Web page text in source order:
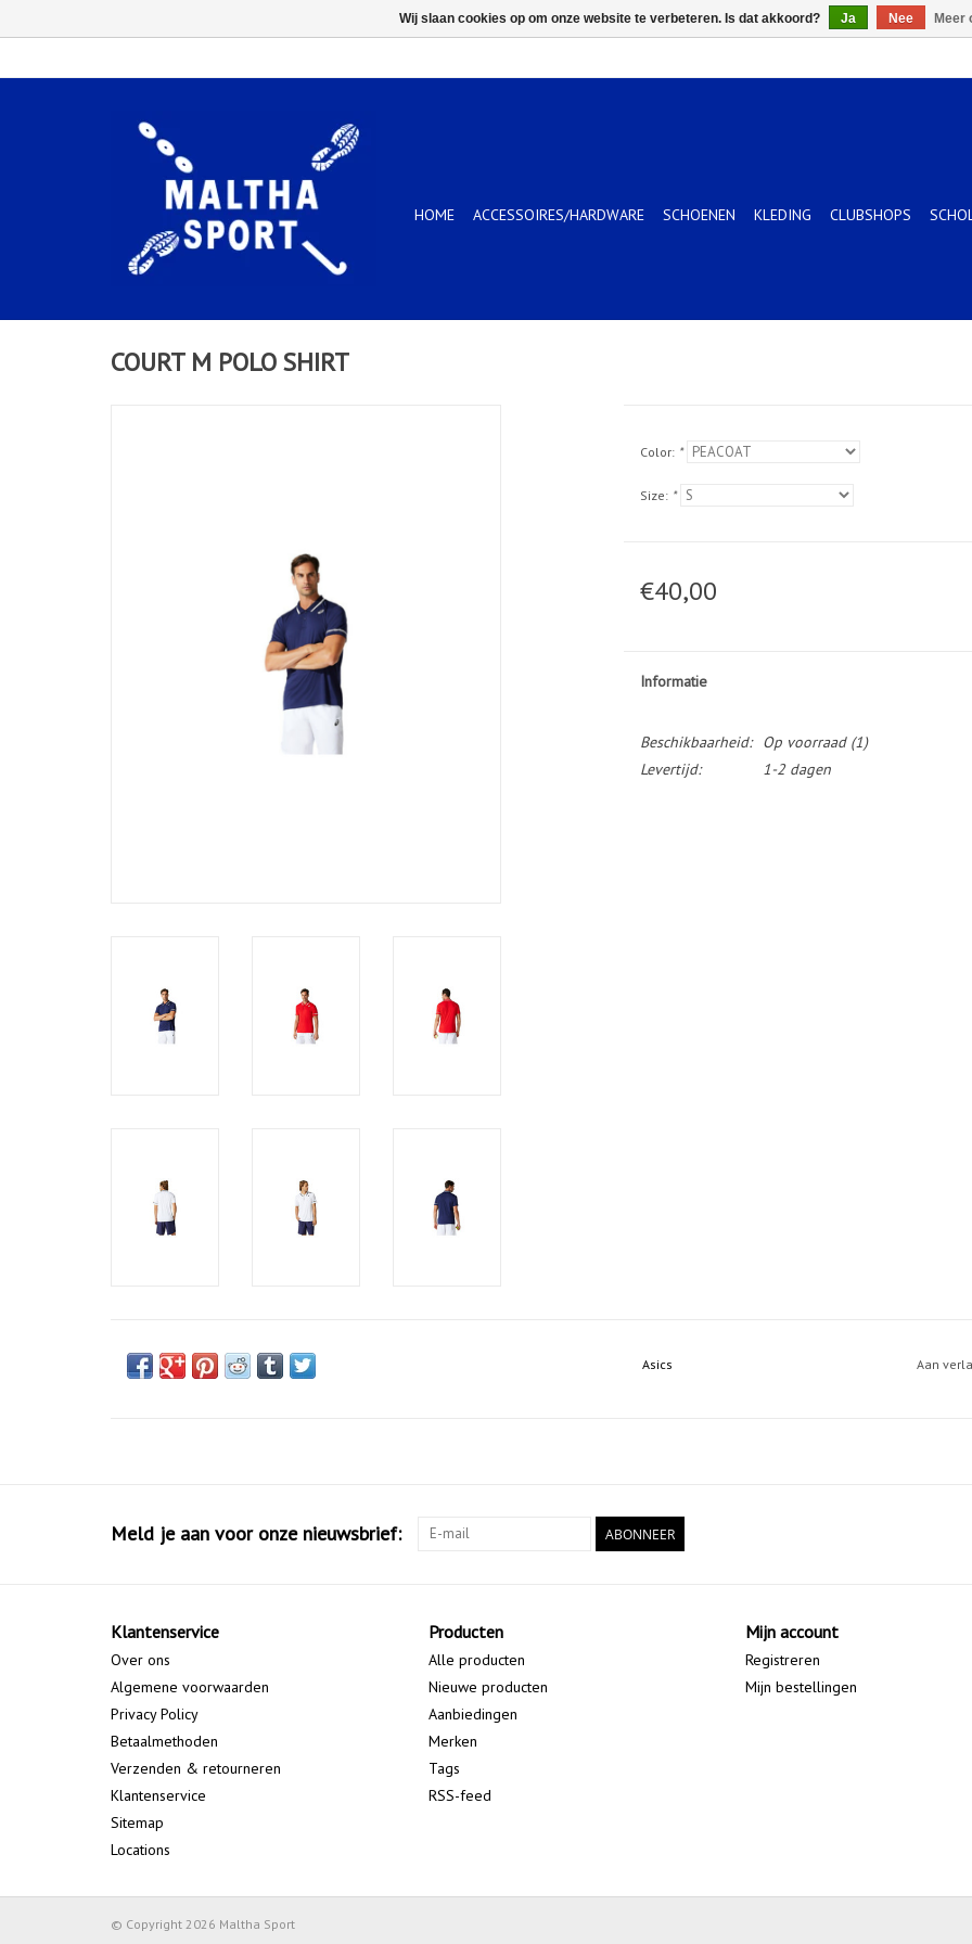
HOME ACCESSOIRES/HARDWARE SCHOENEN KLEDING CLUBSHOPS
COURT M POLO SHIRT
Color: *
Size: *
€40,00
Informatie
Beschikbaarheid: Op voorraad(1)
Levertijd:
1-2 dagen
Asics Aan
Meld je aan voor onze nieuwsbrief: ABONNEER
Klantenservice
Over ons
Algemene voorwaarden
Privacy Policy
Betaalmethoden
Verzenden & retourneren
Klantenservice
Sitemap
Locations
Producten
Alle producten
Nieuwe producten
Aanbiedingen
Merken
Tags
RSS-feed
Mijn account
Registreren
Mijn bestellingen
© Copyright 2026 Maltha Sport
Wij slaan cookies op om onze website te verbeteren. Is dat akkoord? Ja Nee Meer